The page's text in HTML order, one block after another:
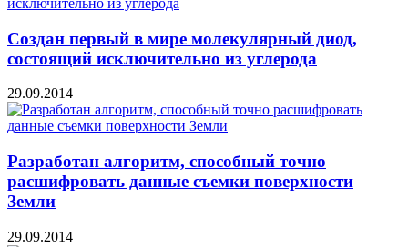
Создан первый в мире молекулярный диод,
состоящий исключительно из углерода
29.09.2014
Разработан алгоритм, способный точно
расшифровать данные съемки поверхности
Земли
29.09.2014